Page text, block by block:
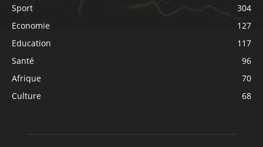
Sport
304
Economie
127
Education
117
Santé
96
Afrique
70
Culture
68